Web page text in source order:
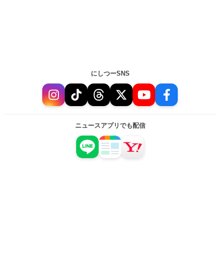
にしつーSNS
ニュースアプリでも配信